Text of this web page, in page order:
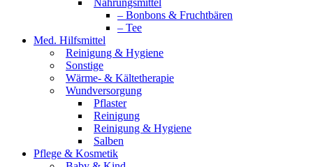
Nahrungsmittel
– Bonbons & Fruchtbären
– Tee
Med. Hilfsmittel
Reinigung & Hygiene
Sonstige
Wärme- & Kältetherapie
Wundversorgung
Pflaster
Reinigung
Reinigung & Hygiene
Salben
Pflege & Kosmetik